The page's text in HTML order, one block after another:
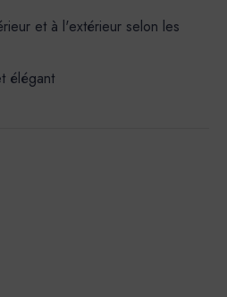
et à l'extérieur selon les
élégant